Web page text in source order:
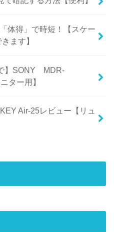
体得」で時短！【スケー
ます】
】SONY MDR-
ター用】
Air-25レビュー【リュ